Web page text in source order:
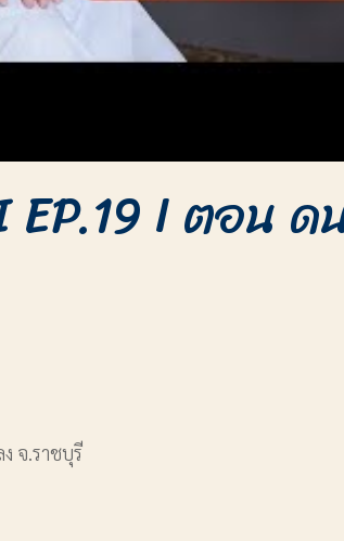
I ตอน ด
จ.ราชบุรี